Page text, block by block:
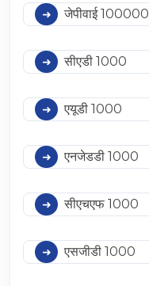
जेपीवाई 100000
सीएडी 1000
एयूडी 1000
एनजेडडी 1000
सीएचएफ 1000
एसजीडी 1000